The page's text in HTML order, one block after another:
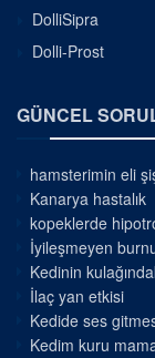
DolliSipra
Dolli-Prost
GÜNCEL
hamsterimin eli
Kanarya hastalık
kopeklerde
İyileşmeyen
Kedinin
İlaç yan etkisi
Kedide ses
Kedim kuru